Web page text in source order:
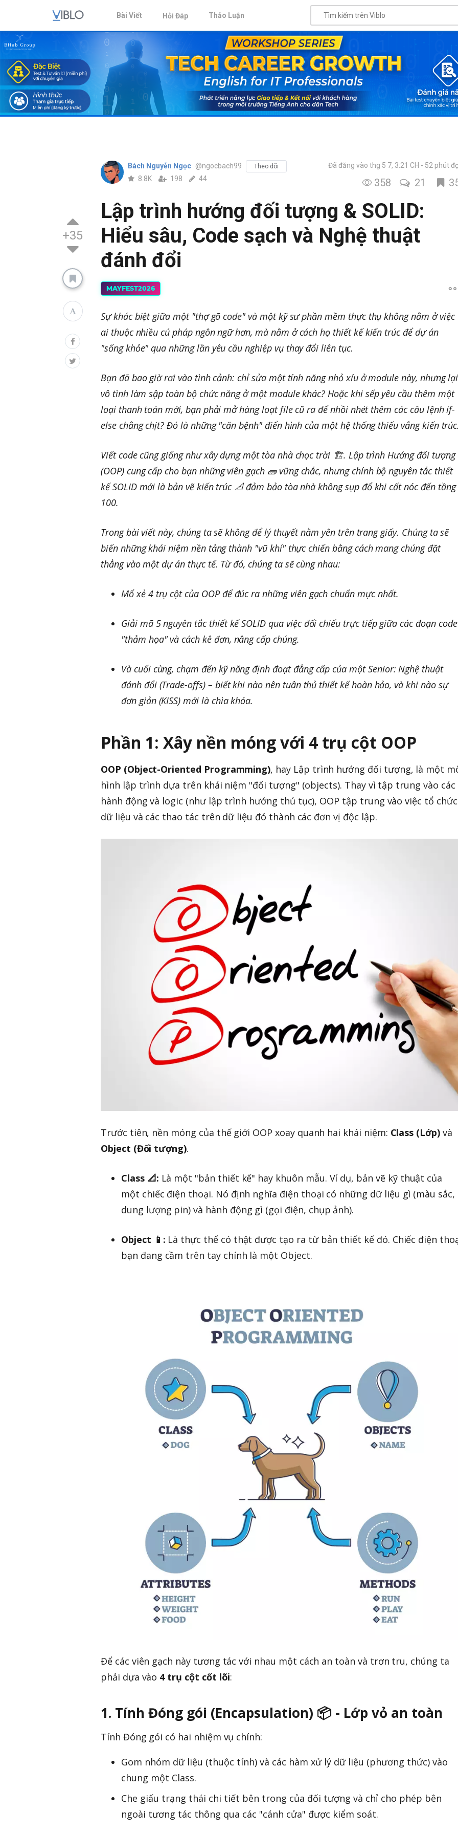
Bài Viết Hỏi Đáp Thảo Luận
+35
Bách Nguyễn Ngọc @ngocbach99 Theo dõi
8.8K 198 44
Đã đăng vào thg 5 7, 3:21 CH 52 phút
358 21
Lập trình hướng đối tượng & SOLID:
Hiểu sâu, Code sạch và Nghệ thuật
đánh đổi
MAYFEST2026
Sự khác biệt giữa một "thợ gõ code" và một kỹ sư phần mềm thực thụ không nằm ở việc
ai thuộc nhiều cú pháp ngôn ngữ hơn, mà nằm ở cách họ thiết kế kiến trúc để dự án
"sống khỏe" qua những lần yêu cầu nghiệp vụ thay đổi liên tục.
Bạn đã bao giờ rơi vào tình cảnh: chỉ sửa một tính năng nhỏ xíu ở module này, nhưng lại
vô tình làm sập toàn bộ chức năng ở một module khác? Hoặc khi sếp yêu cầu thêm một
loại thanh toán mới, bạn phải mở hàng loạt file cũ ra để nhồi nhét thêm các câu lệnh if-
else chằng chịt? Đó là những "căn bệnh" điển hình của một hệ thống thiếu vắng kiến
Viết code cũng giống như xây dựng một tòa nhà chọc trời 🏗️. Lập trình Hướng đối tượng
(OOP) cung cấp cho bạn những viên gạch 🧱 vững chắc, nhưng chính bộ nguyên tắc thiết
kế SOLID mới là bản vẽ kiến trúc 📐 đảm bảo tòa nhà không sụp đổ khi cất nóc đến tầng
100.
Trong bài viết này, chúng ta sẽ không để lý thuyết nằm yên trên trang giấy. Chúng ta sẽ
biến những khái niệm nền tảng thành "vũ khí" thực chiến bằng cách mang chúng đặt
thẳng vào một dự án thực tế. Từ đó, chúng ta sẽ cùng nhau:
Mổ xẻ 4 trụ cột của OOP để đúc ra những viên gạch chuẩn mực nhất.
Giải mã 5 nguyên tắc thiết kế SOLID qua việc đối chiếu trực tiếp giữa các đoạn code
"thảm họa" và cách kê đơn, nâng cấp chúng.
Và cuối cùng, chạm đến kỹ năng định đoạt đẳng cấp của một Senior: Nghệ thuật
đánh đổi (Trade-offs) – biết khi nào nên tuân thủ thiết kế hoàn hảo, và khi nào sự
đơn giản (KISS) mới là chìa khóa.
Phần 1: Xây nền móng với 4 trụ cột OOP
OOP (Object-Oriented Programming), hay Lập trình hướng đối tượng, là một
hình lập trình dựa trên khái niệm "đối tượng" (objects). Thay vì tập trung vào các
hành động và logic (như lập trình hướng thủ tục), OOP tập trung vào việc tổ chức
dữ liệu và các thao tác trên dữ liệu đó thành các đơn vị độc lập.
Trước tiên, nền móng của thế giới OOP xoay quanh hai khái niệm: Class (Lớp)và
Object (Đối tượng).
Class 📐: Là một "bản thiết kế" hay khuôn mẫu. Ví dụ, bản vẽ kỹ thuật của
một chiếc điện thoại. Nó định nghĩa điện thoại có những dữ liệu gì (màu sắc,
dung lượng pin) và hành động gì (gọi điện, chụp ảnh).
Object 📱: Là thực thể có thật được tạo ra từ bản thiết kế đó. Chiếc điện
bạn đang cầm trên tay chính là một Object.
Để các viên gạch này tương tác với nhau một cách an toàn và trơn tru, chúng ta
phải dựa vào 4 trụ cột cốt lõi:
1. Tính Đóng gói (Encapsulation) 📦 - Lớp vỏ an toàn
Tính Đóng gói có hai nhiệm vụ chính:
Gom nhóm dữ liệu (thuộc tính) và các hàm xử lý dữ liệu (phương thức) vào
chung một Class.
Che giấu trạng thái chi tiết bên trong của đối tượng và chỉ cho phép bên
ngoài tương tác thông qua các "cánh cửa" được kiểm soát.